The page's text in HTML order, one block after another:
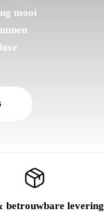
mooi
betrouwbare levering